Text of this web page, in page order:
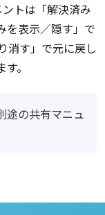
トは「解決済み
を表示／隠す」で
消す」で元に戻し
。
途の共有マニュ